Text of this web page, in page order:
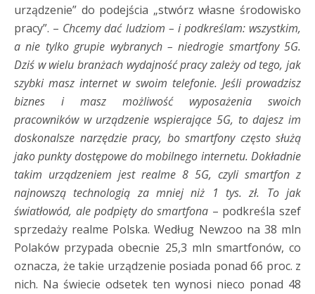
urządzenie” do podejścia „stwórz własne środowisko
pracy”. – Chcemy dać ludziom – i podkreślam: wszystkim,
a nie tylko grupie wybranych – niedrogie smartfony 5G.
Dziś w wielu branżach wydajność pracy zależy od tego, jak
szybki masz internet w swoim telefonie. Jeśli prowadzisz
biznes i masz możliwość wyposażenia swoich
pracowników w urządzenie wspierające 5G, to dajesz im
doskonalsze narzędzie pracy, bo smartfony często służą
jako punkty dostępowe do mobilnego internetu. Dokładnie
takim urządzeniem jest realme 8 5G, czyli smartfon z
najnowszą technologią za mniej niż 1 tys. zł. To jak
światłowód, ale podpięty do smartfona – podkreśla szef
sprzedaży realme Polska. Według Newzoo na 38 mln
Polaków przypada obecnie 25,3 mln smartfonów, co
oznacza, że takie urządzenie posiada ponad 66 proc. z
nich. Na świecie odsetek ten wynosi nieco ponad 48